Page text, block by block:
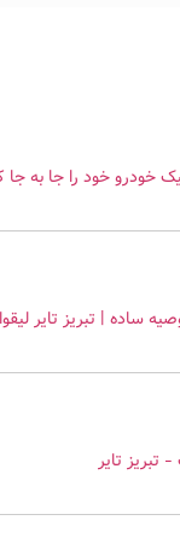
خودرو خود را جا به
ساده | تبریز تایر
تایر